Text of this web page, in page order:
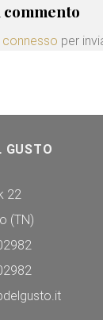
commento
connesso per
GUSTO
22
(TN)